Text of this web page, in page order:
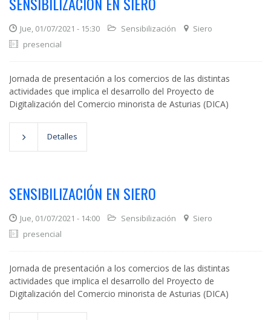
Jue, 01/07/2021 - 15:30 Sensibilización
Siero
presencial
Jornada de presentación a los comercios de las distintas
actividades que implica el desarrollo del Proyecto de
Digitalización del Comercio minorista de Asturias (DICA)
Detalles
SENSIBILIZACIÓN EN SIERO
Jue, 01/07/2021 - 14:00 Sensibilización
Siero
presencial
Jornada de presentación a los comercios de las distintas
actividades que implica el desarrollo del Proyecto de
Digitalización del Comercio minorista de Asturias (DICA)